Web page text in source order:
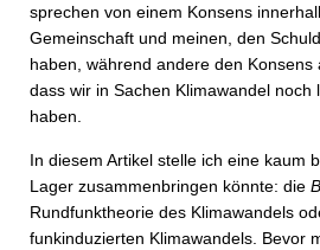
sprechen von einem Konsens
Gemeinschaft und meinen, den
haben, während andere den
dass wir in Sachen Klimawandel noch
haben.
In diesem Artikel stelle ich eine kaum
Lager zusammenbringen könnte: die
Rundfunktheorie des Klimawandels
funkinduzierten Klimawandels. Bevor